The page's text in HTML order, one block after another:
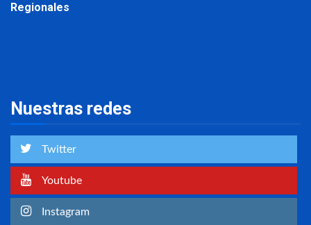
Regionales
Nuestras redes
Twitter
Youtube
Instagram